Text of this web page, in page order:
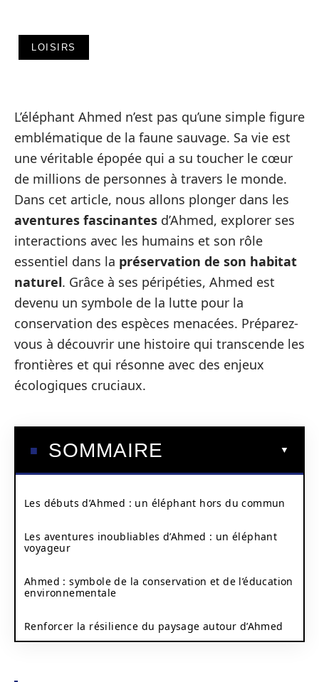
LOISIRS
L’éléphant Ahmed n’est pas qu’une simple figure
emblématique de la faune sauvage. Sa vie est
une véritable épopée qui a su toucher le cœur
de millions de personnes à travers le monde.
Dans cet article, nous allons plonger dans les
aventures fascinantes d’Ahmed, explorer ses
interactions avec les humains et son rôle
essentiel dans la préservation de son habitat
naturel. Grâce à ses péripéties, Ahmed est
devenu un symbole de la lutte pour la
conservation des espèces menacées. Préparez-
vous à découvrir une histoire qui transcende les
frontières et qui résonne avec des enjeux
écologiques cruciaux.
SOMMAIRE
Les débuts d’Ahmed : un éléphant hors du commun
Les aventures inoubliables d’Ahmed : un éléphant
voyageur
Ahmed : symbole de la conservation et de l’éducation
environnementale
Renforcer la résilience du paysage autour d’Ahmed